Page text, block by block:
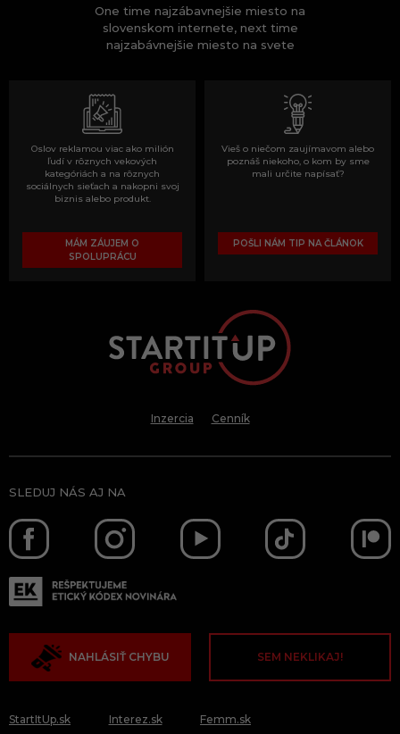
One time najzábavnejšie miesto na
slovenskom internete, next time
najzabávnejšie miesto na svete
Oslov reklamou viac ako milión
ľudí v rôznych vekových
kategóriách a na rôznych
sociálnych sieťach a nakopni svoj
biznis alebo produkt.
MÁM ZÁUJEM O
SPOLUPRÁCU
Vieš o niečom zaujímavom alebo
poznáš niekoho, o kom by sme
mali určite napísať?
POŠLI NÁM TIP NA ČLÁNOK
Inzercia Cenník
SLEDUJ NÁS AJ NA
NAHLÁSIŤ CHYBU SEM NEKLIKAJ!
StartItUp.sk Interez.sk Femm.sk